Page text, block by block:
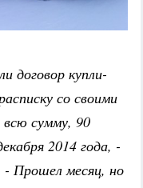
договор купли-
со своими
сумму, 90
2014 года, -
Прошел месяц, но